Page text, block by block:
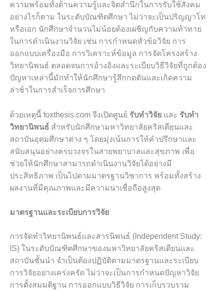
ความพร้อมทั้งด้านความรู้และจิตสำนึกในการรับใช้สังคม
อย่างไรก็ตาม ในระดับบัณฑิตศึกษา ไม่ว่าจะเป็นปริญญาโท
หรือเอก นักศึกษาจำนวนไม่น้อยต้องเผชิญกับความท้าทาย
ในการดำเนินงานวิจัย เช่น การกำหนดหัวข้อวิจัย การ
ออกแบบเครื่องมือ การวิเคราะห์ข้อมูล การจัดโครงสร้าง
วิทยานิพนธ์ ตลอดจนการอ้างอิงและระเบียบวิธีวิจัยที่ถูกต้อง
ปัญหาเหล่านี้มักทำให้นักศึกษารู้สึกกดดันและเกิดความ
ล่าช้าในการสำเร็จการศึกษา
ด้วยเหตุนี้ foxthesis.com จึงเปิดศูนย์ รับทำวิจัย และ รับทำ
วิทยานิพนธ์ สำหรับนักศึกษามหาวิทยาลัยคริสเตียนและ
สถาบันอุดมศึกษาต่าง ๆ โดยมุ่งเน้นการให้คำปรึกษาและ
สนับสนุนอย่างครบวงจรในสายพยาบาลและสุขภาพ เพื่อ
ช่วยให้นักศึกษาสามารถดำเนินงานวิจัยได้อย่างมี
ประสิทธิภาพ เป็นไปตามมาตรฐานวิชาการ พร้อมทั้งสร้าง
ผลงานที่มีคุณภาพและมีความน่าเชื่อถือสูงสุด
มาตรฐานและระเบียบการวิจัย
การจัดทำวิทยานิพนธ์และสารนิพนธ์ (Independent Study:
IS) ในระดับบัณฑิตศึกษาของมหาวิทยาลัยคริสเตียนและ
สถาบันชั้นนำ จำเป็นต้องปฏิบัติตามมาตรฐานและระเบียบ
การวิจัยอย่างเคร่งครัด ไม่ว่าจะเป็นการกำหนดปัญหาวิจัย
การตั้งสมมติฐาน การออกแบบวิธีวิจัย การเก็บรวบรวม